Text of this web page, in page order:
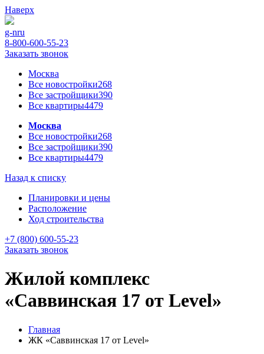
Наверх
g-nru
8-800-600-55-23
Заказать звонок
Москва
Все новостройки268
Все застройщики390
Все квартиры4479
Москва
Все новостройки268
Все застройщики390
Все квартиры4479
Назад к списку
Планировки и цены
Расположение
Ход строительства
+7 (800) 600-55-23
Заказать звонок
Жилой комплекс
«Саввинская 17 от Level»
Главная
ЖК «Саввинская 17 от Level»